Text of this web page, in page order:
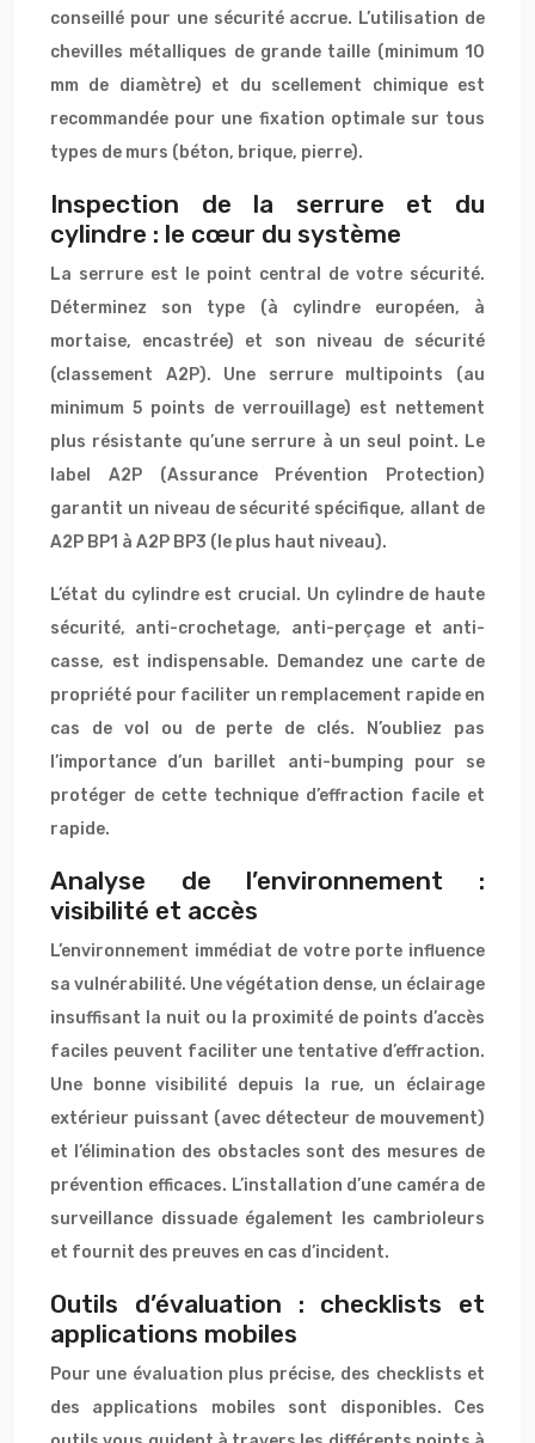
conseillé pour une sécurité accrue. L’utilisation de
chevilles métalliques de grande taille (minimum 10
mm de diamètre) et du scellement chimique est
recommandée pour une fixation optimale sur tous
types de murs (béton, brique, pierre).
Inspection de la serrure et du
cylindre : le cœur du système
La serrure est le point central de votre sécurité.
Déterminez son type (à cylindre européen, à
mortaise, encastrée) et son niveau de sécurité
(classement A2P). Une serrure multipoints (au
minimum 5 points de verrouillage) est nettement
plus résistante qu’une serrure à un seul point. Le
label A2P (Assurance Prévention Protection)
garantit un niveau de sécurité spécifique, allant de
A2P BP1 à A2P BP3 (le plus haut niveau).
L’état du cylindre est crucial. Un cylindre de haute
sécurité, anti-crochetage, anti-perçage et anti-
casse, est indispensable. Demandez une carte de
propriété pour faciliter un remplacement rapide en
cas de vol ou de perte de clés. N’oubliez pas
l’importance d’un barillet anti-bumping pour se
protéger de cette technique d’effraction facile et
rapide.
Analyse de l’environnement :
visibilité et accès
L’environnement immédiat de votre porte influence
sa vulnérabilité. Une végétation dense, un éclairage
insuffisant la nuit ou la proximité de points d’accès
faciles peuvent faciliter une tentative d’effraction.
Une bonne visibilité depuis la rue, un éclairage
extérieur puissant (avec détecteur de mouvement)
et l’élimination des obstacles sont des mesures de
prévention efficaces. L’installation d’une caméra de
surveillance dissuade également les cambrioleurs
et fournit des preuves en cas d’incident.
Outils d’évaluation : checklists et
applications mobiles
Pour une évaluation plus précise, des checklists et
des applications mobiles sont disponibles. Ces